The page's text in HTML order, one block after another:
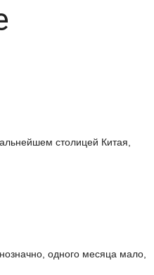
столицей Китая,
одного месяца мало,